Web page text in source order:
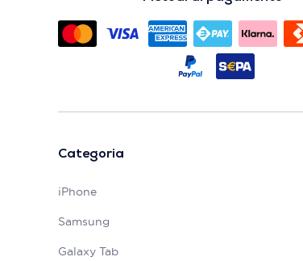
Categoria
iPhone
Samsung
Galaxy Tab